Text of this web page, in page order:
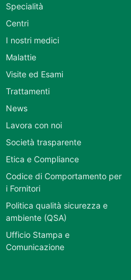
Specialità
Centri
I nostri medici
Malattie
Visite ed Esami
Trattamenti
News
Lavora con noi
Società trasparente
Etica e Compliance
Codice di Comportamento per
i Fornitori
Politica qualità sicurezza e
ambiente (QSA)
Ufficio Stampa e
Comunicazione